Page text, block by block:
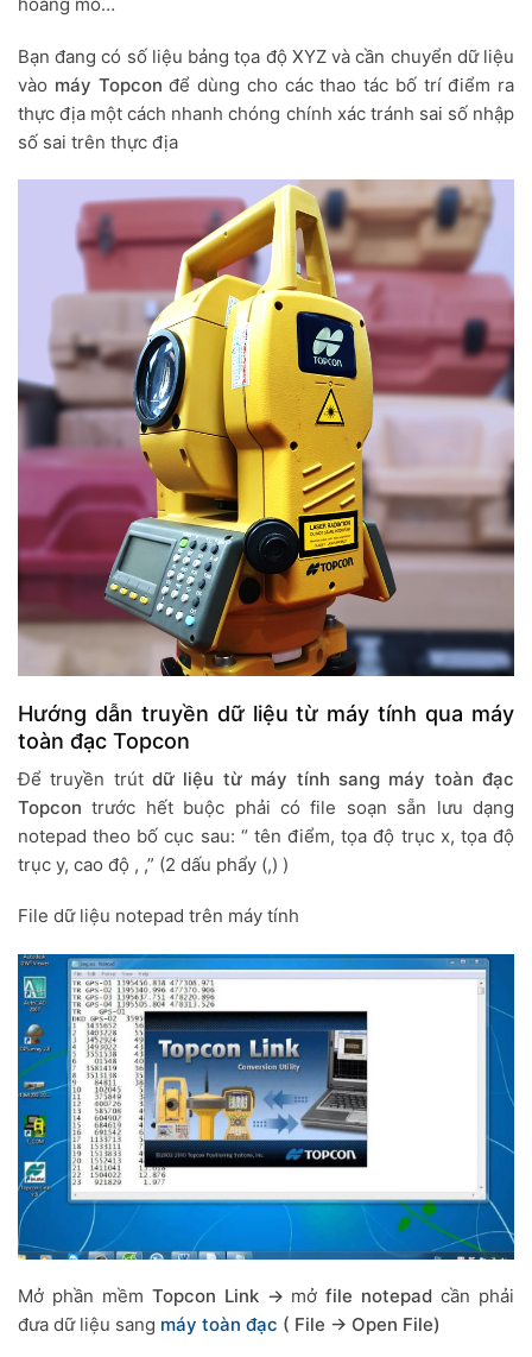
Bạn đang có số liệu bảng tọa độ XYZ và cần chuyển dữ liệu
vào máy Topcon để dùng cho các thao tác bố trí điểm ra
thực địa một cách nhanh chóng chính xác tránh sai số nhập
số sai trên thực địa
Hướng dẫn truyền dữ liệu từ máy tính qua máy
toàn đạc Topcon
Để truyền trútdữ liệu từ máy tính sang máy toàn đạc
Topcon trước hết buộc phải có file soạn sẵn lưu dạng
notepad theo bố cục sau: “ tên điểm, tọa độ trục x, tọa độ
trục y, cao độ , ,” (2 dấu phẩy (,) )
File dữ liệu notepad trên máy tính
Mở phần mềm Topcon Link -> mởfile notepad cần phải
đưa dữ liệu sang máy toàn đạc ( File -> Open File)